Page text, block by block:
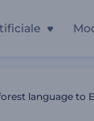
language to